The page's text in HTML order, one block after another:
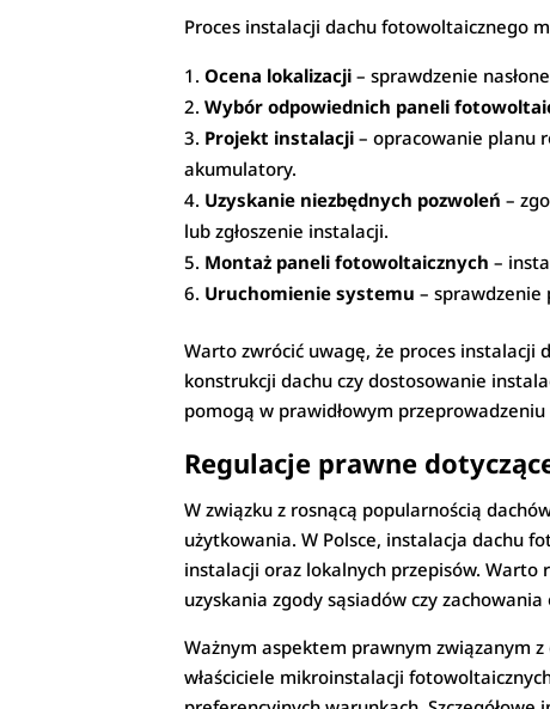
Proces instalacji dachu fotowoltaicznego
Ocena lokalizacji – sprawdzenie
Wybór odpowiednich paneli
Projekt instalacji – opracowanie planu
akumulatory.
Uzyskanie niezbędnych pozwoleń –
lub zgłoszenie instalacji.
Montaż paneli fotowoltaicznych –
Uruchomienie systemu – sprawdzenie
Warto zwrócić uwagę, że proces instalacji
konstrukcji dachu czy dostosowanie
pomogą w prawidłowym przeprowadzeniu
Regulacje prawne
W związku z rosnącą popularnością
użytkowania. W Polsce, instalacja dachu
instalacji oraz lokalnych przepisów.
uzyskania zgody sąsiadów czy
Ważnym aspektem prawnym związanym
właściciele mikroinstalacji